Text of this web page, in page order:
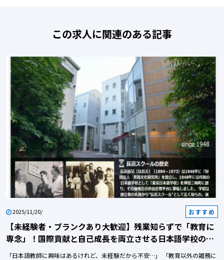
この求人に関連のある記事
2025/11/20/ おすすめ
【未経験者・ブランクあり大歓迎】残業知らずで「教育に
専念」！国際貢献と自己成長を両立させる日本語学校の説
明会に参加しませんか？
「日本語教師に興味はあるけれど、未経験だから不安…」 「教育以外の雑務に